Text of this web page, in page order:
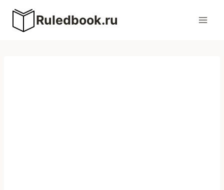
Перейти
содержимому
Ruledbook.ru